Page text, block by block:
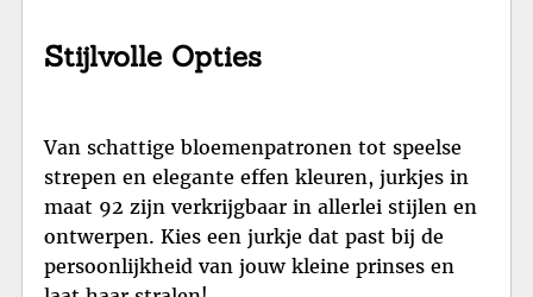
Stijlvolle Opties
Van schattige bloemenpatronen tot speelse
strepen en elegante effen kleuren, jurkjes in
maat 92 zijn verkrijgbaar in allerlei stijlen en
ontwerpen. Kies een jurkje dat past bij de
persoonlijkheid van jouw kleine prinses en